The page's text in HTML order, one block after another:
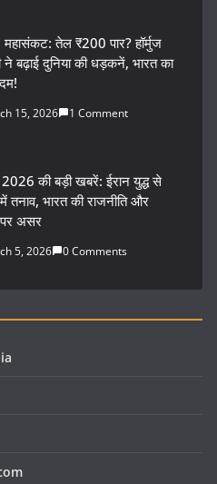
तेल ₹200 पार? हॉर्मुज
ने बढ़ाई दुनिया की धड़कनें, भारत का
15, 2026 1 Comment
2026 की बड़ी खबरें: ईरान युद्ध से
तनाव, भारत की राजनीति और
पर असर
5, 2026 0 Comments